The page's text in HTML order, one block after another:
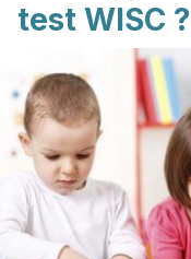
test WISC ?